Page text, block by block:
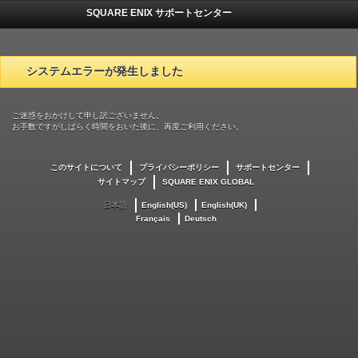
SQUARE ENIX サポートセンター
システムエラーが発生しました
ご迷惑をおかけして申し訳ございません。
お手数ですがしばらく時間をおいた後に、再度ご利用ください。
このサイトについて プライバシーポリシー
サポートセンター
サイトマップ
SQUARE ENIX GLOBAL
日本語 English(US)
English(UK)
Français
Deutsch